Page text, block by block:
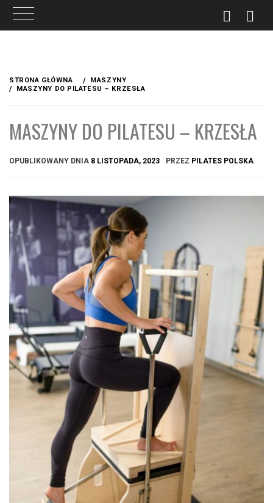
treści
STRONA GŁÓWNA
MASZYNY
MASZYNY DO PILATESU – KRZESŁA
MASZYNY DO PILATESU – KRZESŁA
OPUBLIKOWANY DNIA 8 LISTOPADA, 2023 PRZEZ PILATES POLSKA